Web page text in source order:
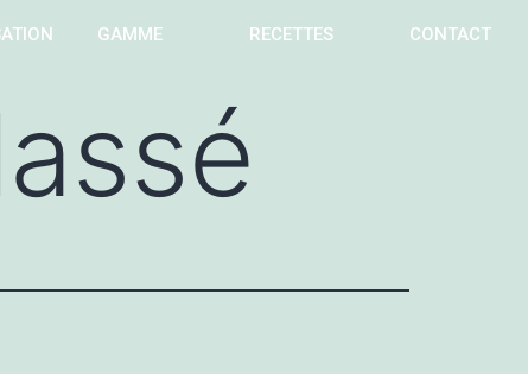
GAMME RECETTES CONTACT